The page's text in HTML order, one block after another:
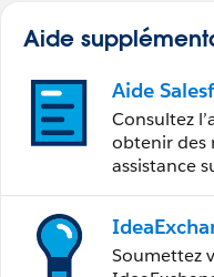
Aide
Aide
Consultez
obtenir des
assistance
Soumettez